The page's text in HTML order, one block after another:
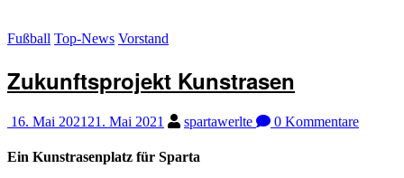
Fußball Top-News Vorstand
Zukunftsprojekt Kunstrasen
16. Mai 2021 21. Mai 2021 spartawerlte 0 Kommentare
Ein Kunstrasenplatz für Sparta